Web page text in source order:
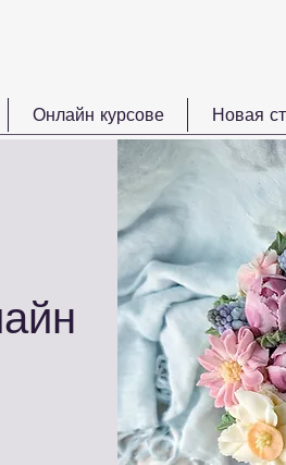
Онлайн курсове Новая